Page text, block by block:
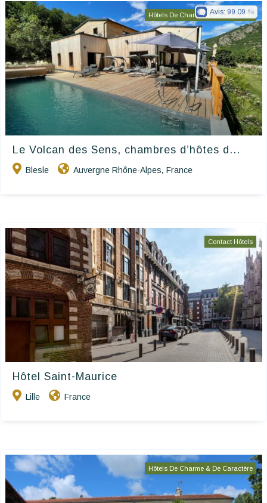
Hôtels De Charme & De Caractère
Le Volcan des Sens, chambres d’hôtes d...
Blesle Auvergne Rhône-Alpes, France
Avis: 99.09
Contact Hôtels
Hôtel Saint-Maurice
Lille France
Hôtels De Charme & De Caractère